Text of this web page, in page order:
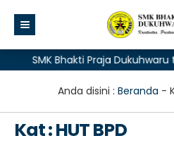
SMK Bhakti Praja Dukuhwaru
Anda disini : Beranda -
Kat : HUT BPD